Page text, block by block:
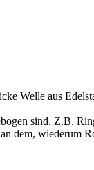
Welle aus
sind. Z.B.
dem,